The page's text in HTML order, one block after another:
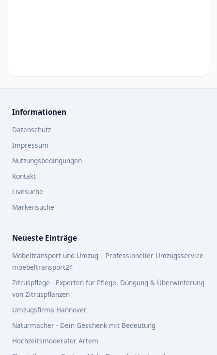
Informationen
Datenschutz
Impressum
Nutzungsbedingungen
Kontakt
Livesuche
Markensuche
Neueste Einträge
Möbeltransport und Umzug – Professioneller Umzugsservice
moebeltransport24
Zitruspflege - Experten für Pflege, Düngung & Überwinterung
von Zitruspflanzen
Umzugsfirma Hannover
Naturmacher - Dein Geschenk mit Bedeutung
Hochzeitsmoderator Artem